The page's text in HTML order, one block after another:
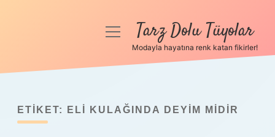
Anasayfa
Yasal Uyarı
menüyüTarz Dolu Tüyolar
Modayla hayatına renk katan fikirler!
ETIKET: ELI KULAĞINDA DEYIM MIDIR